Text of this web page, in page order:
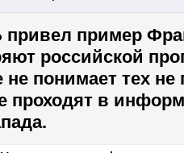
пример
российской
понимает тех не
проходят в